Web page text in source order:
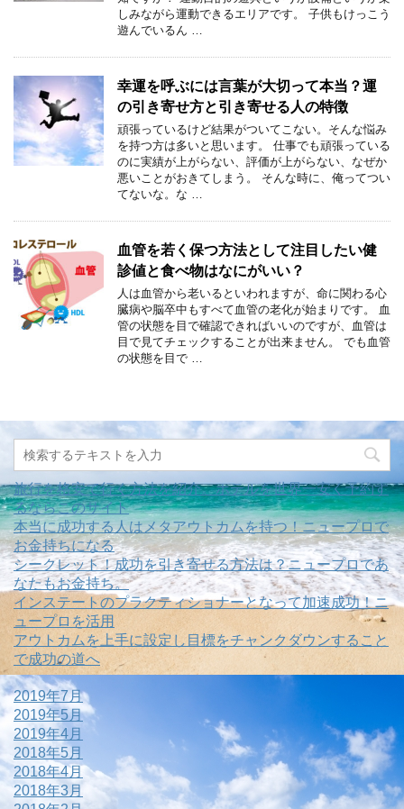
しみながら運動できるエリアです。 子供もけっこう
遊んでいるん …
幸運を呼ぶには言葉が大切って本当？運
の引き寄せ方と引き寄せる人の特徴
頑張っているけど結果がついてこない。そんな悩み
を持つ方は多いと思います。 仕事でも頑張っている
のに実績が上がらない、評価が上がらない、なぜか
悪いことがおきてしまう。 そんな時に、俺ってつい
てないな。な …
血管を若く保つ方法として注目したい健
診値と食べ物はなにがいい？
人は血管から老いるといわれますが、命に関わる心
臓病や脳卒中もすべて血管の老化が始まりです。 血
管の状態を目で確認できればいいのですが、血管は
目で見てチェックすることが出来ません。 でも血管
の状態を目で …
旅行を格安で行く方法を紹介。ホテルを世界一安く予約す
るならこのサイト
本当に成功する人はメタアウトカムを持つ！ニュープロで
お金持ちになる
シークレット！成功を引き寄せる方法は？ニュープロであ
なたもお金持ち。
インステートのプラクティショナーとなって加速成功！ニ
ュープロを活用
アウトカムを上手に設定し目標をチャンクダウンすること
で成功の道へ
2019年7月
2019年5月
2019年4月
2018年5月
2018年4月
2018年3月